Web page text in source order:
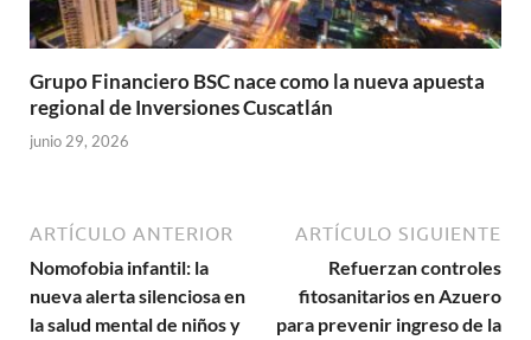
Grupo Financiero BSC nace como la nueva apuesta
regional de Inversiones Cuscatlán
junio 29, 2026
ARTÍCULO ANTERIOR
Nomofobia infantil: la
nueva alerta silenciosa en
la salud mental de niños y
ARTÍCULO SIGUIENTE
Refuerzan controles
fitosanitarios en Azuero
para prevenir ingreso de la